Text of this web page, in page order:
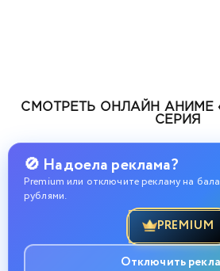
СМОТРЕТЬ ОНЛАЙН АНИМЕ
СЕРИЯ
🚫 Надоела реклама?
Premium или отключите рекламу на
рублями.
PREMIUM
Отключить